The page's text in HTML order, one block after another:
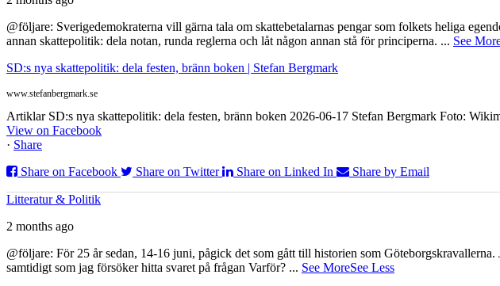
@följare: Sverigedemokraterna vill gärna tala om skattebetalarnas pengar som folkets heliga
annan skattepolitik: dela notan, runda reglerna och låt någon annan stå för principerna. ... See
SD:s nya skattepolitik: dela festen, bränn boken | Stefan Bergmark
www.stefanbergmark.se
Artiklar SD:s nya skattepolitik: dela festen, bränn boken 2026-06-17 Stefan Bergmark Foto:
View on Facebook
· Share
Share on Facebook
Share on Twitter Share on Linked In Share by Email
Litteratur & Politik
2 months ago
@följare: För 25 år sedan, 14-16 juni, pågick det som gått till historien som
samtidigt som jag försöker hitta svaret på frågan Varför? ... See MoreSee Less